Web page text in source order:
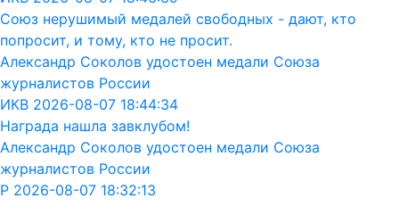
Союз нерушимый медалей свободных - дают, кто
попросит, и тому, кто не просит.
Александр Соколов удостоен медали Союза
журналистов России
ИКВ 2026-08-07 18:44:34
Награда нашла завклубом!
Александр Соколов удостоен медали Союза
журналистов России
Р 2026-08-07 18:32:13